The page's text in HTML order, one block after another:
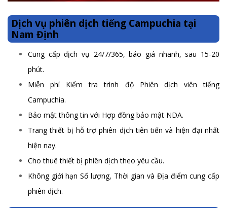
Dịch vụ phiên dịch tiếng Campuchia tại
Nam Định
Cung cấp dịch vụ 24/7/365, báo giá nhanh, sau 15-20
phút.
Miễn phí Kiểm tra trình độ Phiên dịch viên tiếng
Campuchia.
Bảo mật thông tin với Hợp đồng bảo mật NDA.
Trang thiết bị hỗ trợ phiên dịch tiên tiến và hiện đại nhất
hiện nay.
Cho thuê thiết bị phiên dịch theo yêu cầu.
Không giới hạn Số lượng, Thời gian và Địa điểm cung cấp
phiên dịch.